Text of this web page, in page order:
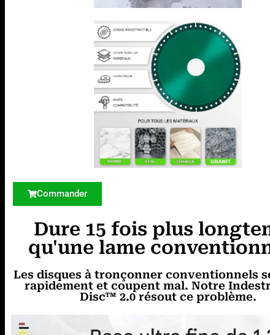
Commander
Dure 15 fois plus
qu'une lame
Les disques à tronçonner conventionnels
rapidement et coupent mal. Notre
Disc™ 2.0 résout ce problème.